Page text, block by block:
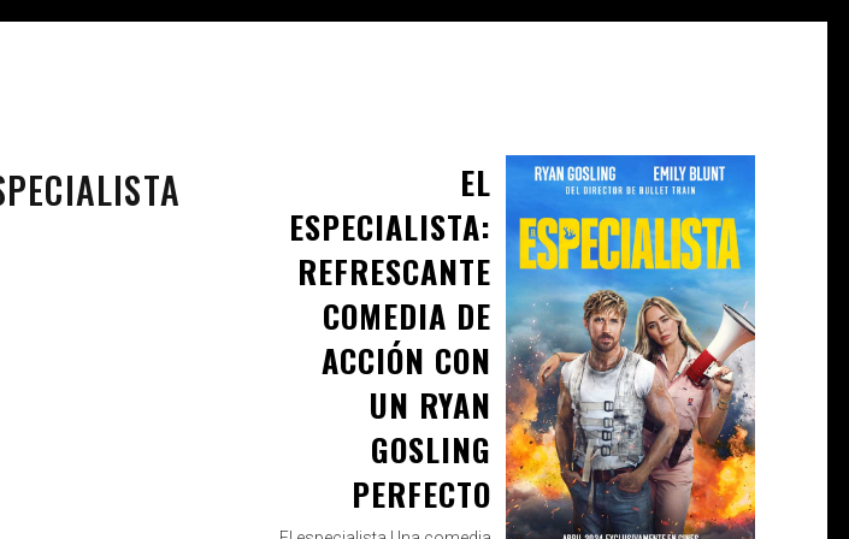
ROBERTO
ABR 26, 2024EL
ESPECIALISTA:
REFRESCANTE
COMEDIA DE
ACCIÓN CON
UN RYAN
GOSLING
PERFECTO